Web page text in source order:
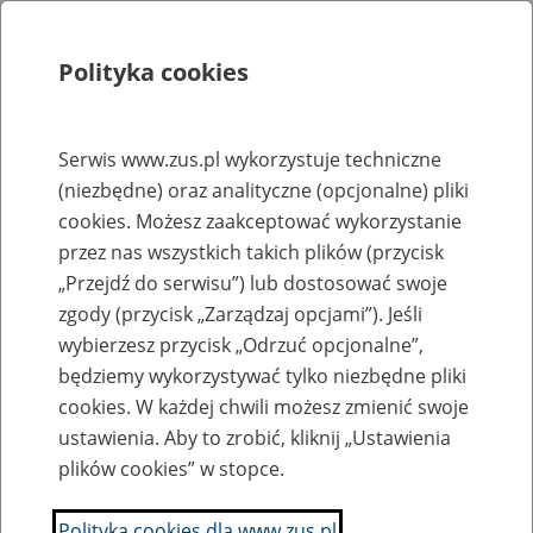
Rejestry, ewidencje i archiwa
Baza zlikwidowanych lub
przekształconych zakładów pracy
Nazwa zakładu pracy:
SZUKAJ
Polityka cookies
Serwis www.zus.pl wykorzystuje techniczne
(niezbędne) oraz analityczne (opcjonalne) pliki
cookies. Możesz zaakceptować wykorzystanie
przez nas wszystkich takich plików (przycisk
„Przejdź do serwisu”) lub dostosować swoje
zgody (przycisk „Zarządzaj opcjami”). Jeśli
wybierzesz przycisk „Odrzuć opcjonalne”,
będziemy wykorzystywać tylko niezbędne pliki
cookies. W każdej chwili możesz zmienić swoje
ustawienia. Aby to zrobić, kliknij „Ustawienia
plików cookies” w stopce.